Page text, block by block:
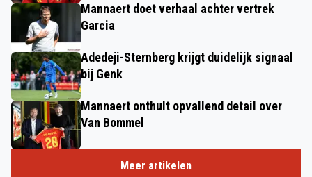
Mannaert doet verhaal achter vertrek
Garcia
Adedeji-Sternberg krijgt duidelijk signaal
bij Genk
Mannaert onthult opvallend detail over
Van Bommel
Meer artikelen